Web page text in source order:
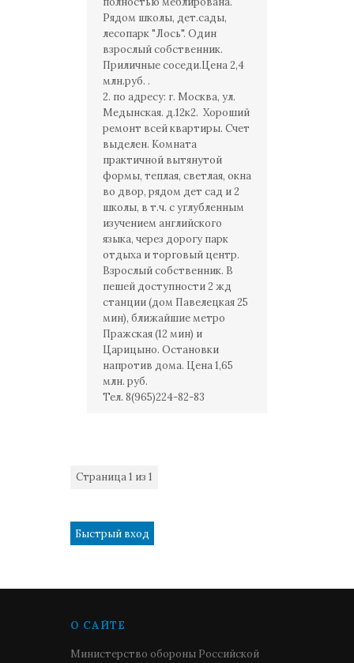
Рядом школы, дет.сады,
лесопарк "Лось". Один
взрослый собственник.
Приличные соседи.Цена 2,4
млн.руб. .
2. по адресу: г. Москва, ул.
Медынская. д.12к2. Хороший
ремонт всей квартиры. Счет
выделен. Комната
практичной вытянутой
формы, теплая, светлая, окна
во двор, рядом дет сад и 2
школы, в т.ч. с углубленным
изучением английского
языка, через дорогу парк
отдыха и торговый центр.
Взрослый собственник. В
пешей доступности 2 жд
станции (дом Павелецкая 25
мин), ближайшие метро
Пражская (12 мин) и
Царицыно. Остановки
напротив дома. Цена 1,65
млн. руб.
Тел. 8(965)224-82-83
Страница1 из 1
О САЙТЕ
Министерство обороны Российской